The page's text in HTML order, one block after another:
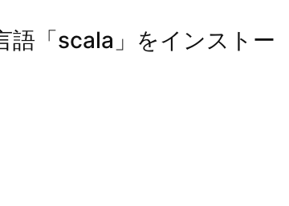
語「scala」をインストー